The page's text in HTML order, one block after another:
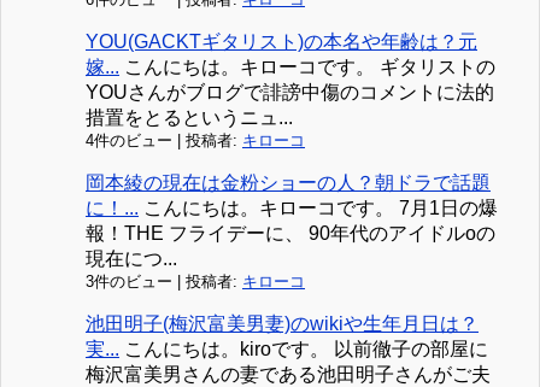
YOU(GACKTギタリスト)の本名や年齢は？元
嫁... こんにちは。キローコです。 ギタリストの
YOUさんがブログで誹謗中傷のコメントに法的
措置をとるというニュ...
4件のビュー 投稿者: キローコ
岡本綾の現在は金粉ショーの人？朝ドラで話題
に！... こんにちは。キローコです。 7月1日の爆
報！THE フライデーに、 90年代のアイドルoの
現在につ...
3件のビュー 投稿者: キローコ
池田明子(梅沢富美男妻)のwikiや生年月日は？
実... こんにちは。kiroです。 以前徹子の部屋に
梅沢富美男さんの妻である池田明子さんがご夫